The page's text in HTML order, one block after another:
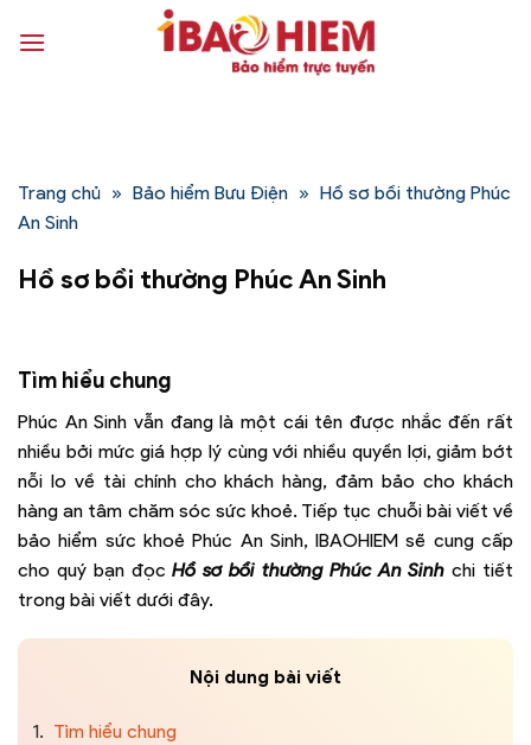
qua
Trang chủ » Bảo hiểm Bưu Điện » Hồ sơ bồi thường Phúc
An Sinh
Hồ sơ bồi thường Phúc An Sinh
Tìm hiểu chung
Phúc An Sinh vẫn đang là một cái tên được nhắc đến rất
nhiều bởi mức giá hợp lý cùng với nhiều quyền lợi, giảm bớt
nỗi lo về tài chính cho khách hàng, đảm bảo cho khách
hàng an tâm chăm sóc sức khoẻ. Tiếp tục chuỗi bài viết về
bảo hiểm sức khoẻ Phúc An Sinh, IBAOHIEM sẽ cung cấp
cho quý bạn đọcHồ sơ bồi thường Phúc An Sinh chi tiết
trong bài viết dưới đây.
Nội dung bài viết
1. Tìm hiểu chung